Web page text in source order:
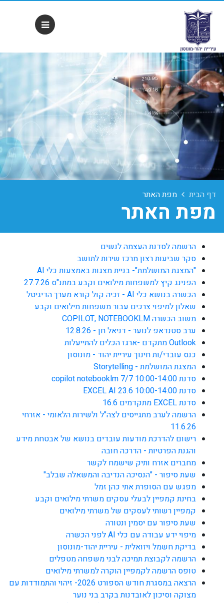
דף הבית מפת האתר
מפת האתר
הרשמה לסדנת העצמה לנשים
סקר שביעות רצון מרכז שירות לתושב
"המצגת המושלמת"- בניית מצגות באמצעות כלי AI
הפנינג קיץ למשפחות מילואים וקבע במתנ"ס 27.7.26
הכשרה בנושא כלי AI - זכיה קול קורא מערך הדיגיטל
שאלון למיפוי צרכים עבור משפחות מילואים וקבע
משוב הכשרה COPILOT, NOTEBOOKLM
ערב סטנדאפ לנוער - דניאל חן - 12.8.26
Outlook מתקדם -ארגז הכלים להתייעלות
כנס עובדי/ות חינוך עיריית יהוד - מונוסון
המצגת המושלמת - Storytelling
סדנת copilot notebooklm 7/7 10:00-14:00
סדנת EXCEL AI 23.6 10:00-14:00
סדנת EXCEL מתקדמים 16.6
הרשמה לערב מתגייסים לצה"ל ולשירות הלאומי - אזרחי
11.6.26
רישום להדרכת מודעות עובדים בנושא של אבטחת מידע
והגנת הפרטיות - הדרכה חובה
מחברים אזרח ותיק שישמח לקשר
שעת סיפור - "הנסיכה הנדיבה והמשאלה שבלב"
מפגש עם הסופרת אתי כהן זמל
בחינת קמפיין לבעלי עסקים משרתי מילואים וקבע
קמפיין רשותי לעסקים של משרתי מילואים
שעת סיפור עם יסמין ונטורה
מיפוי ידע עבודה עם כלי AI לפני הכשרה
בדיקת חשמל ויזואלית - עיריית יהוד-מונוסון
הרשמה לקבוצת תמיכה לבני משפחה מטפלים
טופס הרשמה לקמפיין הוקרה למשרתי מילואים
הרצאה במסגרת חודש הספורט 2026- זיהוי והתמודדות עם
מצוקה וסיכון לאובדנות בקרב בני נוער